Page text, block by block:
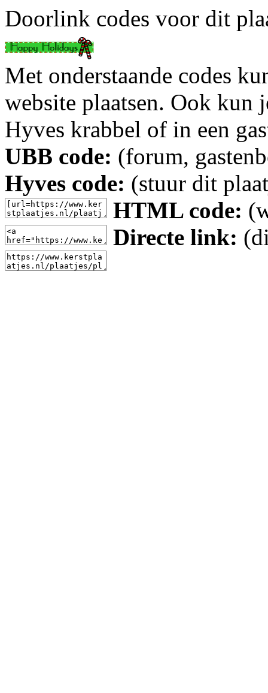
Doorlink codes voor dit
Met onderstaande codes
website plaatsen. Ook kun
Hyves krabbel of in een
UBB code: (forum,
Hyves code: (stuur dit
HTML code:
Directe link: